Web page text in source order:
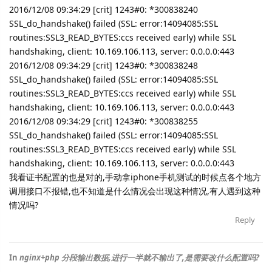
2016/12/08 09:34:29 [crit] 1243#0: *300838240
SSL_do_handshake() failed (SSL: error:14094085:SSL
routines:SSL3_READ_BYTES:ccs received early) while SSL
handshaking, client: 10.169.106.113, server: 0.0.0.0:443
2016/12/08 09:34:29 [crit] 1243#0: *300838248
SSL_do_handshake() failed (SSL: error:14094085:SSL
routines:SSL3_READ_BYTES:ccs received early) while SSL
handshaking, client: 10.169.106.113, server: 0.0.0.0:443
2016/12/08 09:34:29 [crit] 1243#0: *300838255
SSL_do_handshake() failed (SSL: error:14094085:SSL
routines:SSL3_READ_BYTES:ccs received early) while SSL
handshaking, client: 10.169.106.113, server: 0.0.0.0:443
我看证书配置的也是对的,手动拿iphone手机测试的时候点各个地方
调用接口不报错,也不知道是什么情况会出现这种情况,有人遇到这种
情况吗?
Reply
In nginx+php 分段输出数据,进行一半就不输出了,是需要改什么配置吗?